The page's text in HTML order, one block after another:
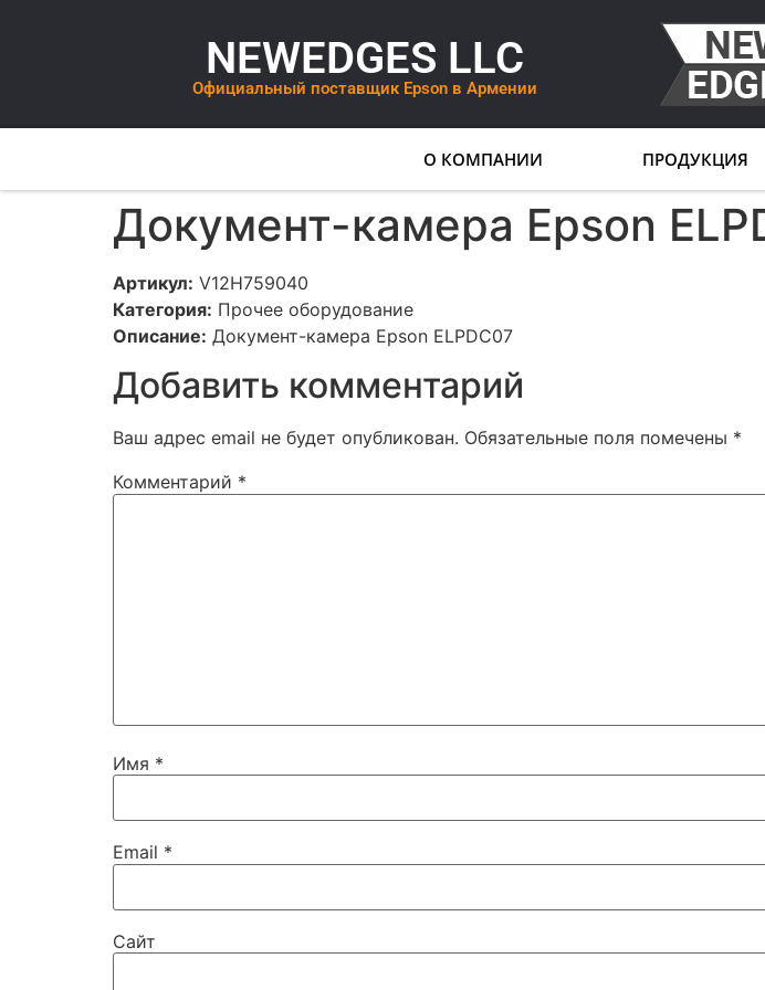
NEWEDGES LLC
Официальный поставщик Epson в Армении
О КОМПАНИИ ПРОДУКЦИЯ
Документ-камера Epson
Артикул: V12H759040
Категория: Прочее оборудование
Описание: Документ-камера Epson ELPDC07
Добавить комментарий
Ваш адрес email не будет опубликован. Обязательные поля помечены *
Комментарий *
Имя *
Email *
Сайт